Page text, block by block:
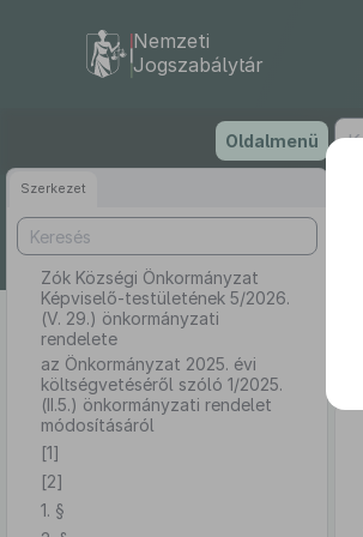
tartalomra
Nemzeti
Jogszabálytár
Oldalmenü
Szerkezet
Zók Községi Önkormányzat
Képviselő-testületének 5/2026.
(V. 29.) önkormányzati
rendelete
az Önkormányzat 2025. évi
költségvetéséről szóló 1/2025.
(II.5.) önkormányzati rendelet
módosításáról
[1]
[2]
1. §